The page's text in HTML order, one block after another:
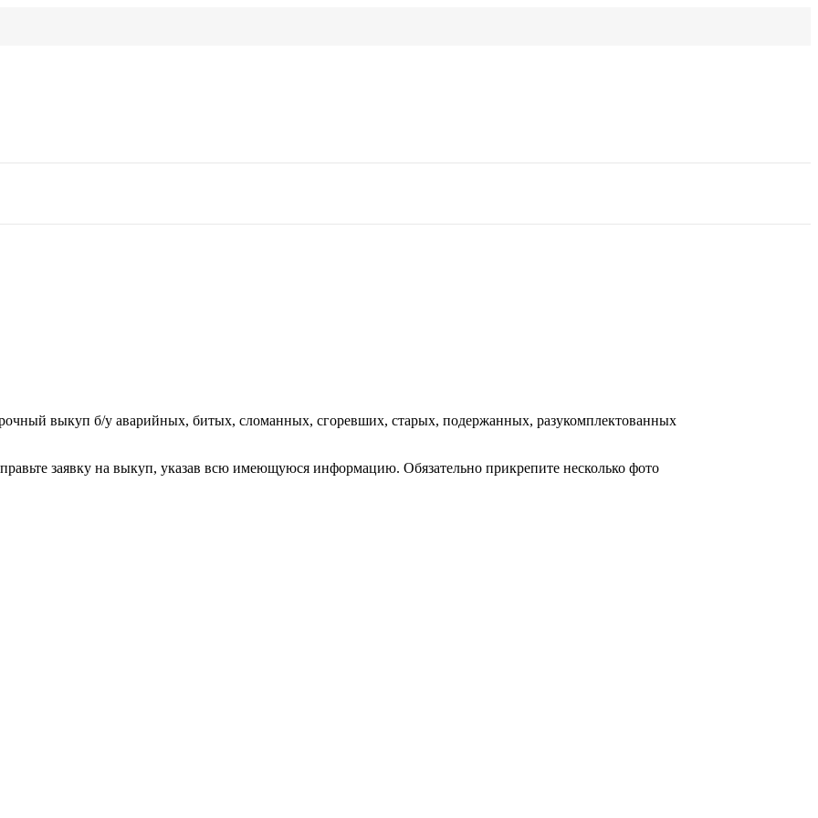
выкуп б/у аварийных, битых, сломанных, сгоревших, старых, подержанных, разукомплектованных
заявку на выкуп, указав всю имеющуюся информацию. Обязательно прикрепите несколько фото